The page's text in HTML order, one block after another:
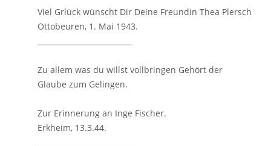
Viel Grlück wünscht Dir Deine Freundin Thea Plersch
Ottobeuren, 1. Mai 1943.
Zu allem was du willst vollbringen Gehört der
Glaube zum Gelingen.
Zur Erinnerung an Inge Fischer.
Erkheim, 13.3.44.